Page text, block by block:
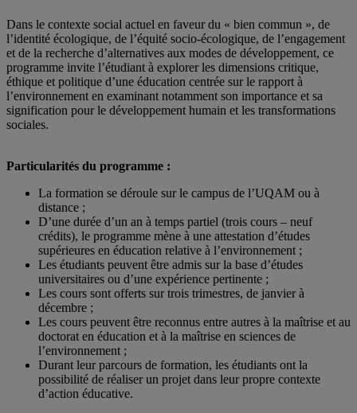
Dans le contexte social actuel en faveur du « bien commun », de
l’identité écologique, de l’équité socio-écologique, de l’engagement
et de la recherche d’alternatives aux modes de développement, ce
programme invite l’étudiant à explorer les dimensions critique,
éthique et politique d’une éducation centrée sur le rapport à
l’environnement en examinant notamment son importance et sa
signification pour le développement humain et les transformations
sociales.
Particularités du programme :
La formation se déroule sur le campus de l’UQAM ou à
distance ;
D’une durée d’un an à temps partiel (trois cours – neuf
crédits), le programme mène à une attestation d’études
supérieures en éducation relative à l’environnement ;
Les étudiants peuvent être admis sur la base d’études
universitaires ou d’une expérience pertinente ;
Les cours sont offerts sur trois trimestres, de janvier à
décembre ;
Les cours peuvent être reconnus entre autres à la maîtrise et au
doctorat en éducation et à la maîtrise en sciences de
l’environnement ;
Durant leur parcours de formation, les étudiants ont la
possibilité de réaliser un projet dans leur propre contexte
d’action éducative.